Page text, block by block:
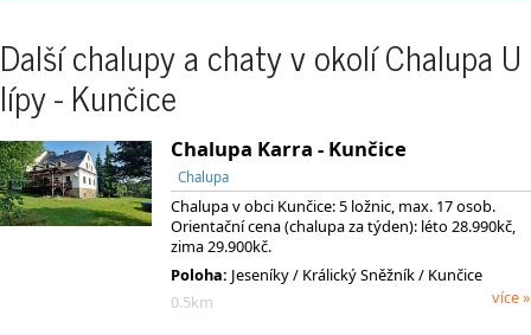
Další chalupy a chaty v okolí Chalupa U
lípy - Kunčice
Chalupa Karra - Kunčice
Chalupa
Chalupa v obci Kunčice: 5 ložnic, max. 17 osob.
Orientační cena (chalupa za týden): léto 28.990kč,
zima 29.900kč.
Poloha: Jeseníky/ Králický Sněžník/ Kunčice
0.5km
více »